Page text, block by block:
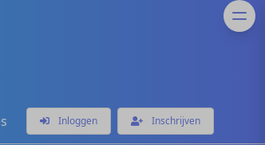
Inloggen Inschrijven